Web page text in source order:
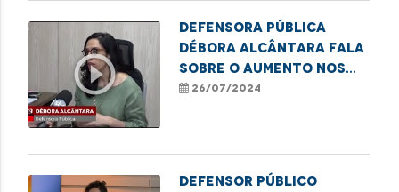
play_circle_outline
Defensora pública
Débora Alcântara fala
sobre o aumento nos
casos de feminicídio.
26/07/2024
Defensor público